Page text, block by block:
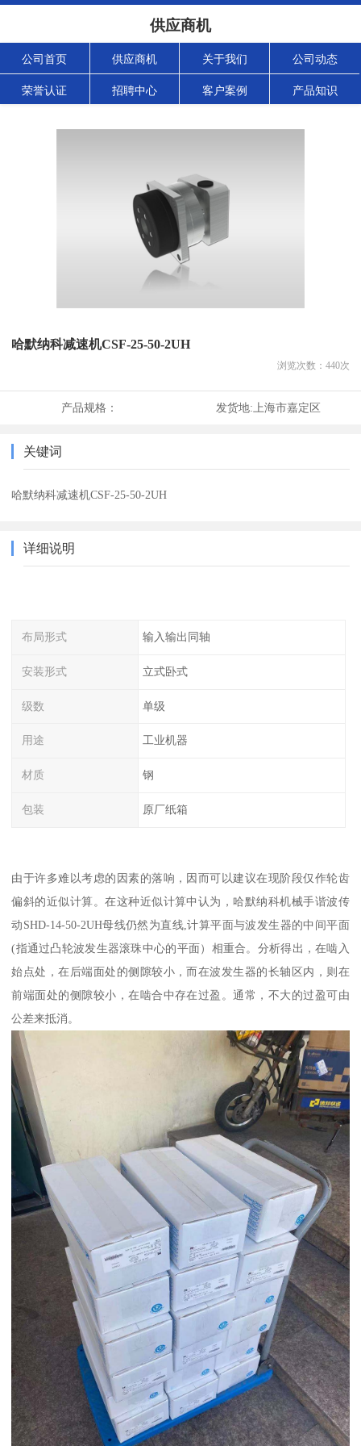
供应商机
公司首页 供应商机 关于我们 公司动态
荣誉认证 招聘中心 客户案例 产品知识
哈默纳科减速机CSF-25-50-2UH
浏览次数： 440次
产品规格： 发货地: 上海市嘉定区
关键词
哈默纳科减速机CSF-25-50-2UH
详细说明
布局形式 输入输出同轴
安装形式 立式卧式
级数 单级
用途 工业机器
材质 钢
包装 原厂纸箱
由于许多难以考虑的因素的落响，因而可以建议在现阶段仅作轮齿
偏斜的近似计算。在这种近似计算中认为，哈默纳科机械手谐波传
动SHD-14-50-2UH母线仍然为直线,计算平面与波发生器的中间平面
(指通过凸轮波发生器滚珠中心的平面）相重合。分析得出，在啮入
始点处，在后端面处的侧隙较小，而在波发生器的长轴区内，则在
前端面处的侧隙较小，在啮合中存在过盈。通常，不大的过盈可由
公差来抵消。